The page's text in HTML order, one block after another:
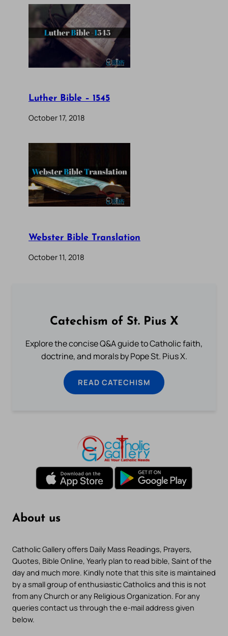
Luther Bible – 1545
October 17, 2018
Webster Bible Translation
October 11, 2018
Catechism of St. Pius X
Explore the concise Q&A guide to Catholic faith,
doctrine, and morals by Pope St. Pius X.
READ CATECHISM
About us
Catholic Gallery offers Daily Mass Readings, Prayers,
Quotes, Bible Online, Yearly plan to read bible, Saint of the
day and much more. Kindly note that this site is maintained
by a small group of enthusiastic Catholics and this is not
from any Church or any Religious Organization. For any
queries contact us through the e-mail address given
below.